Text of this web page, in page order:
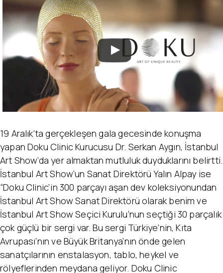
19 Aralık’ta gerçekleşen gala gecesinde konuşma
yapan Doku Clinic Kurucusu Dr. Serkan Aygın, İstanbul
Art Show’da yer almaktan mutluluk duyduklarını belirtti.
İstanbul Art Show’un Sanat Direktörü Yalın Alpay ise
“Doku Clinic’in 300 parçayı aşan dev koleksiyonundan
İstanbul Art Show Sanat Direktörü olarak benim ve
İstanbul Art Show Seçici Kurulu’nun seçtiği 30 parçalık
çok güçlü bir sergi var. Bu sergi Türkiye’nin, Kıta
Avrupası’nın ve Büyük Britanya’nın önde gelen
sanatçılarının enstalasyon, tablo, heykel ve
rölyeflerinden meydana geliyor. Doku Clinic